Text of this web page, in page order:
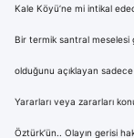
Kale Köyü’ne mi intikal
Bir termik santral meselesi
olduğunu açıklayan
Yararları veya zararları
Öztürk’ün.. Olayın gerisi